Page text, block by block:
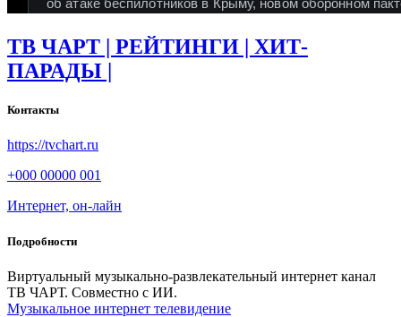
ТВ ЧАРТ | РЕЙТИНГИ | ХИТ-
ПАРАДЫ |
Контакты
https://tvchart.ru
+000 00000 001
Интернет, он-лайн
Подробности
Виртуальный музыкально-развлекательный интернет канал
ТВ ЧАРТ. Совместно с ИИ.
Музыкальное интернет телевидение